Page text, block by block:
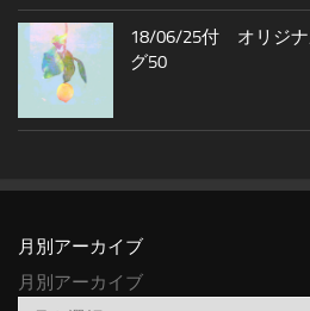
18/06/25付 オリジナ
グ50
月別アーカイブ
月別アーカイブ